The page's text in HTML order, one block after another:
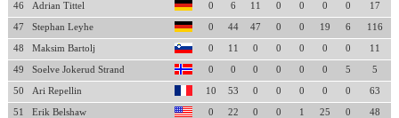
46 Adrian Tittel 0 6 11 0 0 0 0 17
47 Stephan Leyhe 0 44 47 0 0 19 6 116
48 Maksim Bartolj 0 11 0 0 0 0 0 11
49 Soelve Jokerud Strand 0 0 0 0 0 0 5 5
50 Ari Repellin 10 53 0 0 0 0 0 63
51 Erik Belshaw 0 22 0 0 1 25 0 48